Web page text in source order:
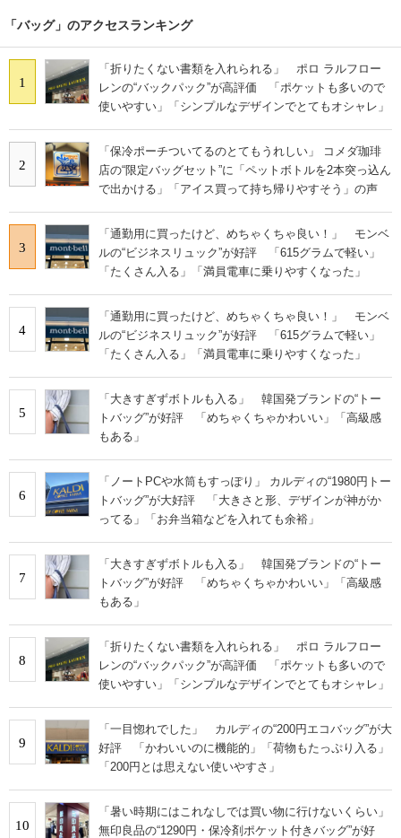
「バッグ」のアクセスランキング
1
「折りたくない書類を入れられる」 ポロ ラルフロー
レンの“バックパック”が高評価 「ポケットも多いので
使いやすい」「シンプルなデザインでとてもオシャレ」
2
「保冷ポーチついてるのとてもうれしい」 コメダ珈琲
店の“限定バッグセット”に「ペットボトルを2本突っ込ん
で出かける」「アイス買って持ち帰りやすそう」の声
3
「通勤用に買ったけど、めちゃくちゃ良い！」 モンベ
ルの“ビジネスリュック”が好評 「615グラムで軽い」
「たくさん入る」「満員電車に乗りやすくなった」
4
「通勤用に買ったけど、めちゃくちゃ良い！」 モンベ
ルの“ビジネスリュック”が好評 「615グラムで軽い」
「たくさん入る」「満員電車に乗りやすくなった」
5
「大きすぎずボトルも入る」 韓国発ブランドの“トー
トバッグ”が好評 「めちゃくちゃかわいい」「高級感
もある」
6
「ノートPCや水筒もすっぽり」 カルディの“1980円トー
トバッグ”が大好評 「大きさと形、デザインが神がか
ってる」「お弁当箱などを入れても余裕」
7
「大きすぎずボトルも入る」 韓国発ブランドの“トー
トバッグ”が好評 「めちゃくちゃかわいい」「高級感
もある」
8
「折りたくない書類を入れられる」 ポロ ラルフロー
レンの“バックパック”が高評価 「ポケットも多いので
使いやすい」「シンプルなデザインでとてもオシャレ」
9
「一目惚れでした」 カルディの“200円エコバッグ”が大
好評 「かわいいのに機能的」「荷物もたっぷり入る」
「200円とは思えない使いやすさ」
10
「暑い時期にはこれなしでは買い物に行けないくらい」
無印良品の“1290円・保冷剤ポケット付きバッグ”が好